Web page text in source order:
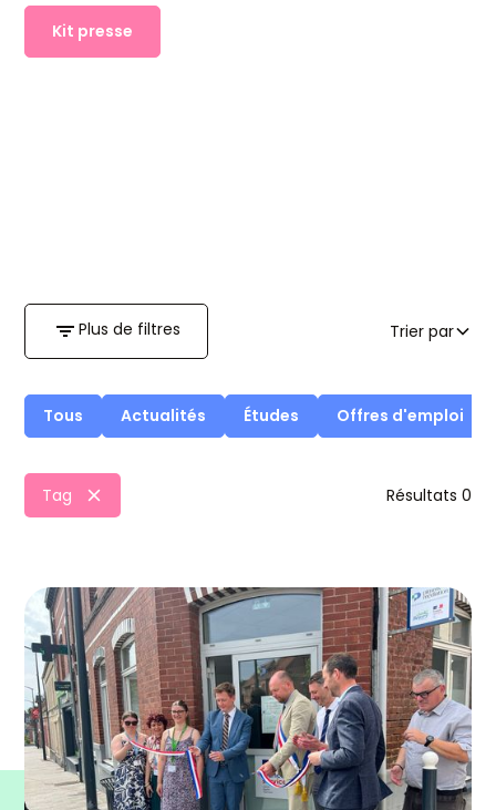
Kit presse
Plus de filtres
Tous Actualités Études Offres d'emploi
Trier par
Toutes les régions
Tous les réseaux
Tag Résultats 0